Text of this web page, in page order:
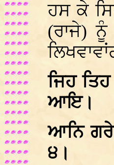
ਹਸ ਕੇ
(ਰਾਜੇ)
ਜਿਹ
ਆਇ।
ਆਨਿ ਗਰੇ
੪।